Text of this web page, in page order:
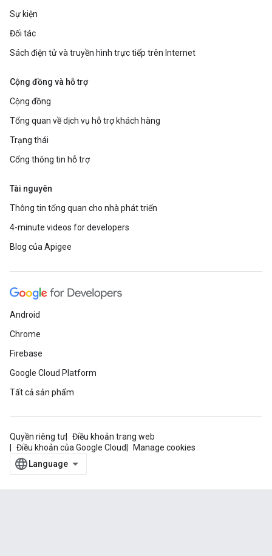
Sự kiện
Đối tác
Sách điện tử và truyền hình trực tiếp trên Internet
Cộng đồng và hỗ trợ
Cộng đồng
Tổng quan về dịch vụ hỗ trợ khách hàng
Trạng thái
Cổng thông tin hỗ trợ
Tài nguyên
Thông tin tổng quan cho nhà phát triển
4-minute videos for developers
Blog của Apigee
Android
Chrome
Firebase
Google Cloud Platform
Tất cả sản phẩm
Quyền riêng tư
Điều khoản trang web
Điều khoản của Google Cloud
Manage cookies